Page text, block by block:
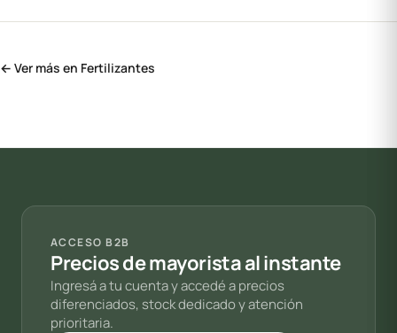
← Ver más en Fertilizantes
ACCESO B2B
Precios de mayorista al instante
Ingresá a tu cuenta y accedé a precios
diferenciados, stock dedicado y atención
prioritaria.